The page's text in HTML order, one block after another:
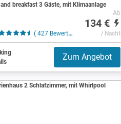
and breakfast 3 Gäste, mit Klimaanlage
( 427 Bewertungen )
Ab
134 €
/ Nacht
Zum Angebot